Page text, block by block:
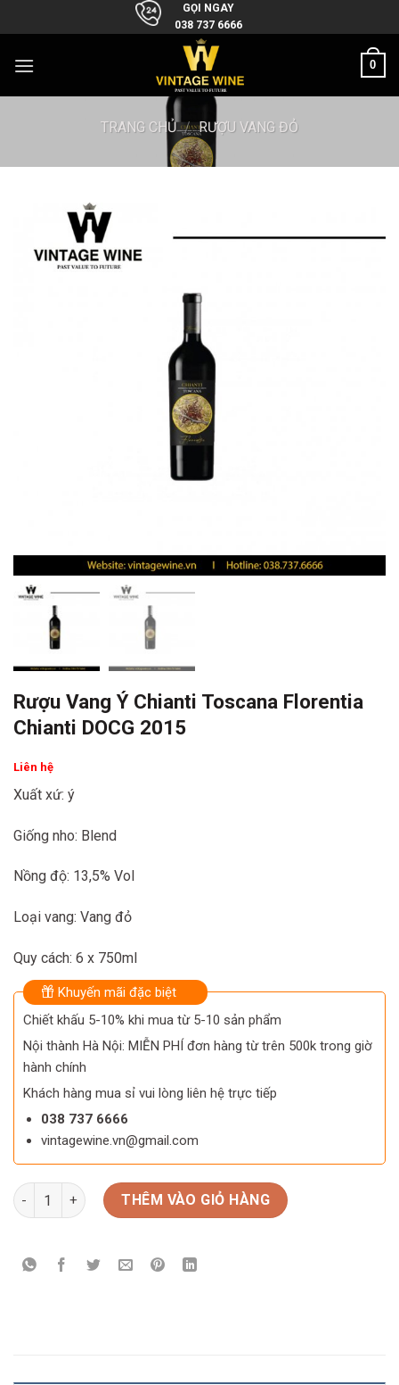
to
GỌI NGAY
038 737 6666
0
TRANG CHỦ / RƯỢU VANG ĐỎ
Rượu Vang Ý Chianti Toscana Florentia
Chianti DOCG 2015
Liên hệ
Xuất xứ: ý
Giống nho: Blend
Nồng độ: 13,5% Vol
Loại vang: Vang đỏ
Quy cách: 6 x 750ml
Khuyến mãi đặc biệt
Chiết khấu 5-10% khi mua từ 5-10 sản phẩm
Nội thành Hà Nội: MIỄN PHÍ đơn hàng từ trên 500k trong giờ
hành chính
Khách hàng mua sỉ vui lòng liên hệ trực tiếp
038 737 6666
vintagewine.vn@gmail.com
Rượu Vang Ý Chianti Toscana Florentia Chianti DOCG 2015 số
THÊM VÀO GIỎ HÀNG